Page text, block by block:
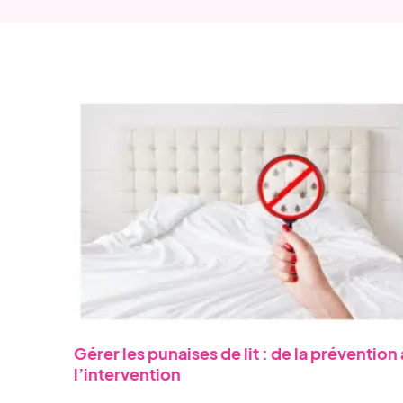
Gérer les punaises de lit : de la prévention
l’intervention